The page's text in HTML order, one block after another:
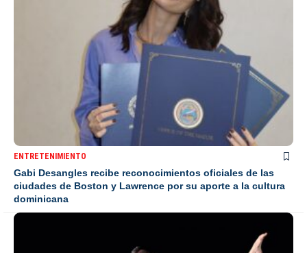
ENTRETENIMIENTO
Gabi Desangles recibe reconocimientos oficiales de las
ciudades de Boston y Lawrence por su aporte a la cultura
dominicana